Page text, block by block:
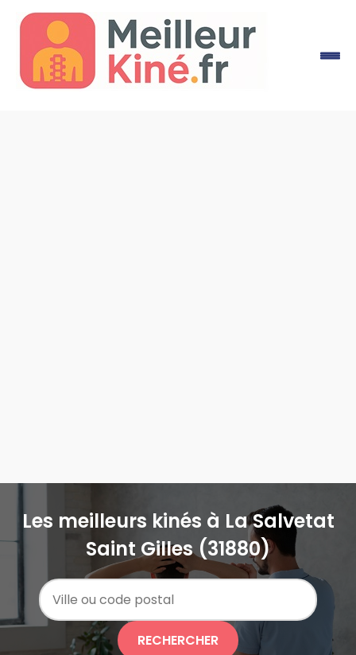
Les meilleurs kinés à La Salvetat
Saint Gilles (31880)
RECHERCHER